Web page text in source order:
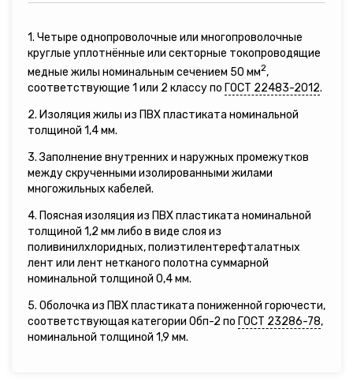
1. Четыре однопроволочные или многопроволочные
круглые уплотнённые или секторные токопроводящие
медные жилы номинальным сечением 50 мм2,
соответствующие 1 или 2 классу по ГОСТ 22483-2012.
2. Изоляция жилы из ПВХ пластиката номинальной
толщиной 1,4 мм.
3. Заполнение внутренних и наружных промежутков
между скрученными изолированными жилами
многожильных кабелей.
4. Поясная изоляция из ПВХ пластиката номинальной
толщиной 1,2 мм либо в виде слоя из
поливинилхлоридных, полиэтилентерефталатных
лент или лент нетканого полотна суммарной
номинальной толщиной 0,4 мм.
5. Оболочка из ПВХ пластиката пониженной горючести,
соответствующая категории Обп-2 по ГОСТ 23286-78,
номинальной толщиной 1,9 мм.